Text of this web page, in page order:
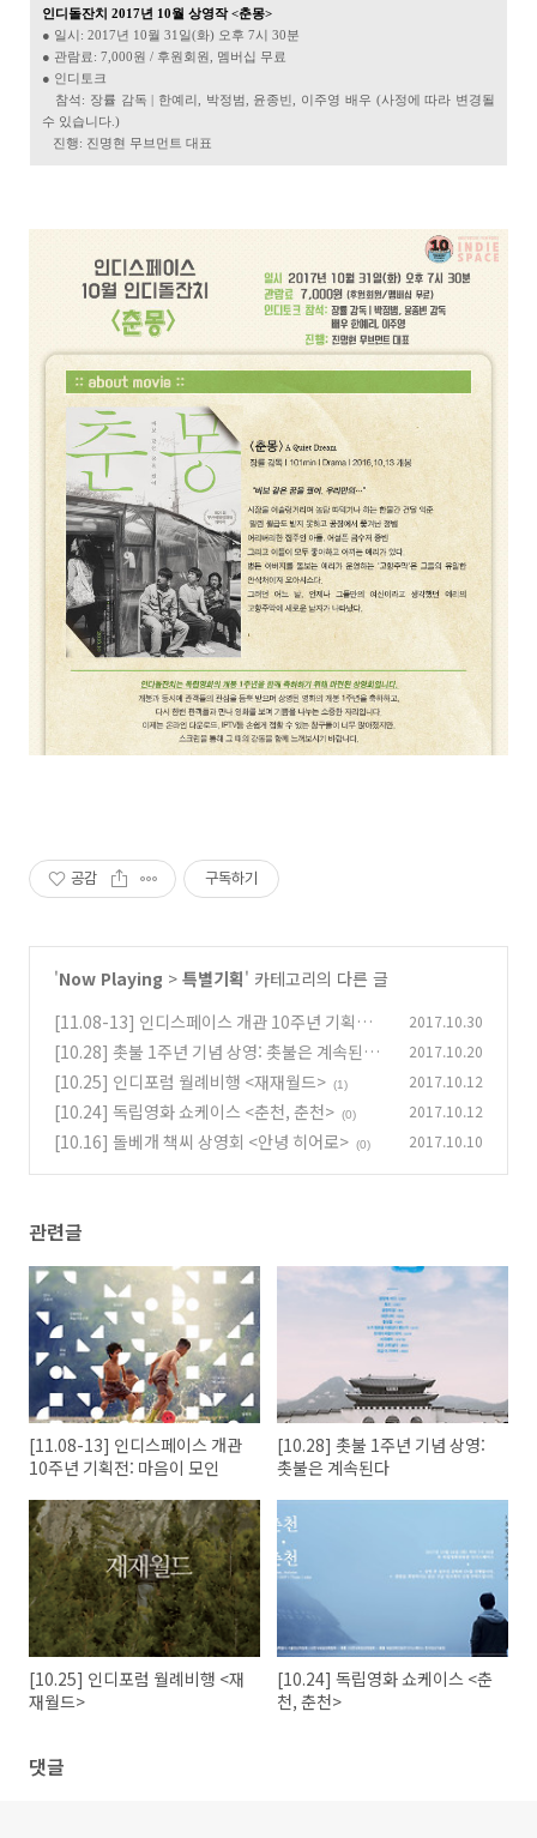
인디돌잔치 2017년 10월 상영작 <춘몽>
● 일시: 2017년 10월 31일(화) 오후 7시 30분
● 관람료: 7,000원 / 후원회원, 멤버십 무료
● 인디토크
참석: 장률 감독 | 한예리, 박정범, 윤종빈, 이주영 배우 (사정에 따라 변경될
수 있습니다.)
진행: 진명현 무브먼트 대표
공감 구독하기
'Now Playing > 특별기획' 카테고리의 다른 글
[11.08-13] 인디스페이스 개관 10주년 기획전:
마음이 모인
(0)
2017.10.30
[10.28] 촛불 1주년 기념 상영: 촛불은 계속된다
(0)
2017.10.20
[10.25] 인디포럼 월례비행 <재재월드> (1) 2017.10.12
[10.24] 독립영화 쇼케이스 <춘천, 춘천> (0) 2017.10.12
[10.16] 돌베개 책씨 상영회 <안녕 히어로> (0) 2017.10.10
관련글
[11.08-13] 인디스페이스 개관
10주년 기획전: 마음이 모인
[10.28] 촛불 1주년 기념 상영:
촛불은 계속된다
[10.25] 인디포럼 월례비행 <재
재월드>
[10.24] 독립영화 쇼케이스 <춘
천, 춘천>
댓글